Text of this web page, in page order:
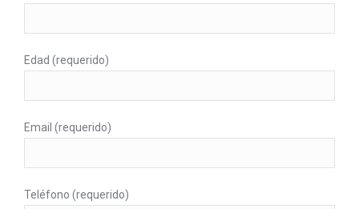
Edad (requerido)
Email (requerido)
Teléfono (requerido)